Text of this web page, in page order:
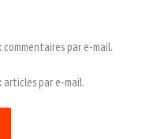
par e-mail.
articles par e-mail.